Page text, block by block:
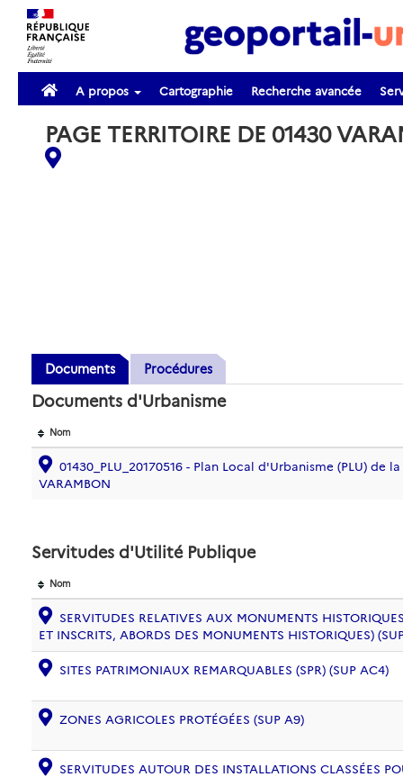
A propos Cartographie Recherche avancée
PAGE TERRITOIRE DE 01430
Documents Procédures
Documents d'Urbanisme
Nom
01430_PLU_20170516 - Plan Local d'Urbanisme (PLU) de
VARAMBON
Servitudes d'Utilité Publique
Nom
SERVITUDES RELATIVES AUX MONUMENTS
ET INSCRITS, ABORDS DES MONUMENTS HISTORIQUES)
SITES PATRIMONIAUX REMARQUABLES (SPR) (SUP AC4)
ZONES AGRICOLES PROTÉGÉES (SUP A9)
SERVITUDES AUTOUR DES INSTALLATIONS CLASSÉES